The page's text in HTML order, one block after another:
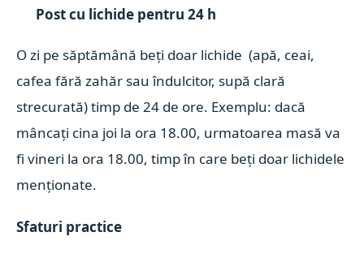
Post cu lichide pentru 24 h
O zi pe săptămână beți doar lichide (apă, ceai,
cafea fără zahăr sau îndulcitor, supă clară
strecurată) timp de 24 de ore. Exemplu: dacă
mâncați cina joi la ora 18.00, urmatoarea masă va
fi vineri la ora 18.00, timp în care beți doar lichidele
menționate.
Sfaturi practice